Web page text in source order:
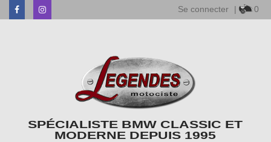
FacebookInstagram Se connecter | 0
SPÉCIALISTE BMW CLASSIC ET
MODERNE DEPUIS 1995